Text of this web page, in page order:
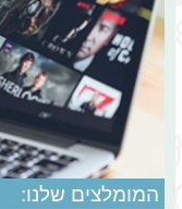
המומלצים שלנו: